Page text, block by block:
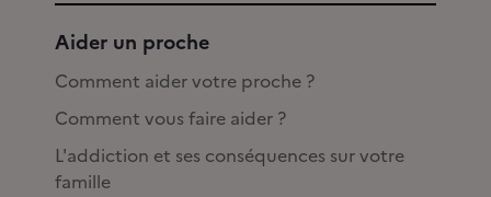
Aider un proche
Comment aider votre proche ?
Comment vous faire aider ?
L'addiction et ses conséquences sur votre
famille